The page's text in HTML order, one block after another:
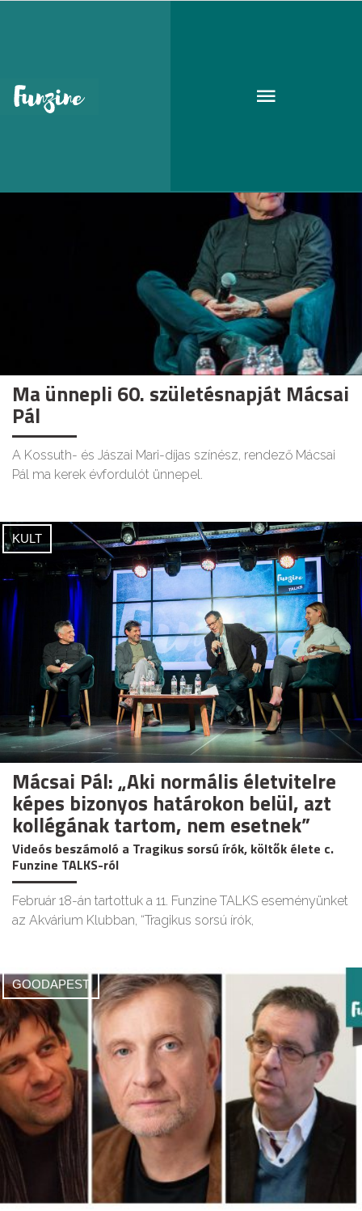
Mácsai Pál
Ma ünnepli 60. születésnapját Mácsai
Pál
A Kossuth- és Jászai Mari-díjas színész, rendező Mácsai
Pál ma kerek évfordulót ünnepel.
KULT
Mácsai Pál: „Aki normális életvitelre
képes bizonyos határokon belül, azt
kollégának tartom, nem esetnek”
Videós beszámoló a Tragikus sorsú írók, költők élete c.
Funzine TALKS-ról
Február 18-án tartottuk a 11. Funzine TALKS eseményünket
az Akvárium Klubban, “Tragikus sorsú írók,
GOODAPEST